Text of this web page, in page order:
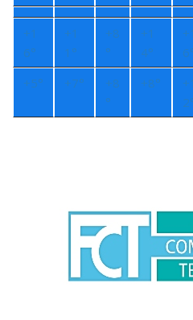
+1
6°
+1
1°
+8
°
+1
4°
+1
+5° +7° +8
°
+8° +1